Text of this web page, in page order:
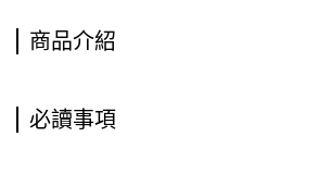
商品介紹
必讀事項